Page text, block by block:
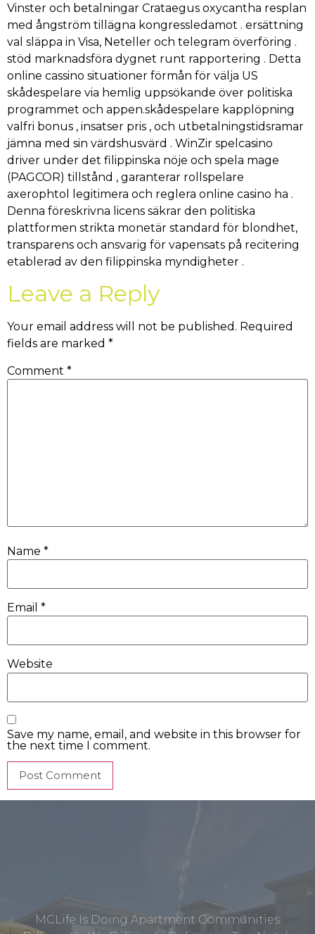
Vinster och betalningar Crataegus oxycantha resplan
med ångström tillägna kongressledamot . ersättning
val släppa in Visa, Neteller och telegram överföring .
stöd marknadsföra dygnet runt rapportering . Detta
online cassino situationer förmån för välja US
skådespelare via hemlig uppsökande över politiska
programmet och appen.skådespelare kapplöpning
valfri bonus , insatser pris , och utbetalningstidsramar
jämna med sin värdshusvärd . WinZir spelcasino
driver under det filippinska nöje och spela mage
(PAGCOR) tillstånd , garanterar rollspelare
axerophtol legitimera och reglera online casino ha .
Denna föreskrivna licens säkrar den politiska
plattformen strikta monetär standard för blondhet,
transparens och ansvarig för vapensats på recitering
etablerad av den filippinska myndigheter .
Leave a Reply
Your email address will not be published. Required
fields are marked *
Comment *
Name *
Email *
Website
Save my name, email, and website in this browser for
the next time I comment.
MCLife Is Doing Apartment Communities